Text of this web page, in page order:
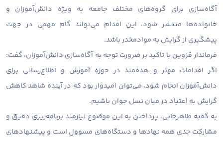
آگاه‌سازی برای گروه‌های مختلف جامعه به ویژه دانش‌آموزان و
خانواده‌ها منتشر شود، این اقدام می‌تواند گام مهمی در جهت
پیشگیری از گرایش به موادمخدر باشد.
فرماندار قزوین با تاکید بر ضرورت توجه به آگاه‌سازی دانش‌آموزان، گفت:
اگر اقدامات موثر و هدفمند در حوزه آموزش و اطلاع‌رسانی برای
دانش‌آموزان انجام شود، می‌توان امیدوار بود که در آینده شاهد کاهش
گرایش به اعتیاد در میان نسل جوان باشیم.
به گفته طاهرخانی، پرداختن به این موضوع نیازمند برنامه‌ریزی دقیق و
مشارکت جدی همه نهادها و دستگاه‌های مسوول است و پیشنهادهای